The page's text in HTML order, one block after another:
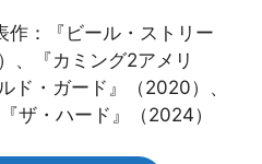
作：『ビール・ストリー
、『カミング2アメリ
ド・ガード』（2020）、
ザ・ハード』（2024）